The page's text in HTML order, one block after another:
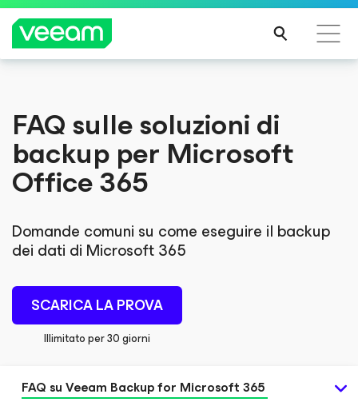
dall'aggiornamento dei contenuti di CrowdStrike
PER
SAPE
RNE
DI
FAQ sulle soluzioni di
backup per Microsoft
Office 365
Domande comuni su come eseguire il backup
dei dati di Microsoft 365
SCARICA LA PROVA
Illimitato per 30 giorni
FAQ su Veeam Backupfor Microsoft 365